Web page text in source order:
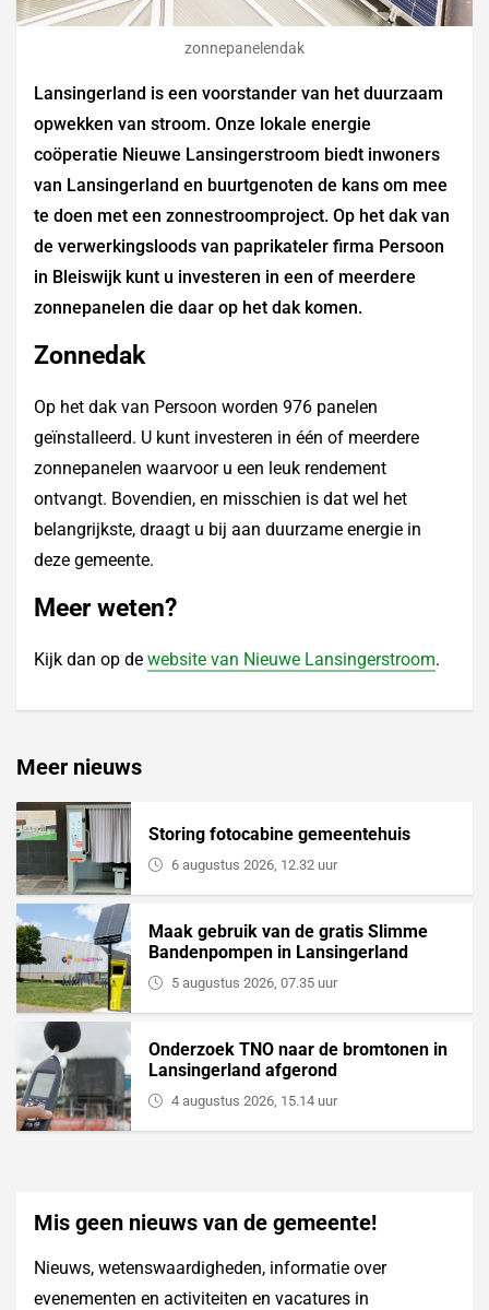
zonnepanelendak
Lansingerland is een voorstander van het duurzaam
opwekken van stroom. Onze lokale energie
coöperatie Nieuwe Lansingerstroom biedt inwoners
van Lansingerland en buurtgenoten de kans om mee
te doen met een zonnestroomproject. Op het dak van
de verwerkingsloods van paprikateler firma Persoon
in Bleiswijk kunt u investeren in een of meerdere
zonnepanelen die daar op het dak komen.
Zonnedak
Op het dak van Persoon worden 976 panelen
geïnstalleerd. U kunt investeren in één of meerdere
zonnepanelen waarvoor u een leuk rendement
ontvangt. Bovendien, en misschien is dat wel het
belangrijkste, draagt u bij aan duurzame energie in
deze gemeente.
Meer weten?
Kijk dan op de website van Nieuwe Lansingerstroom.
Meer nieuws
Storing fotocabine gemeentehuis
6 augustus 2026, 12.32 uur
Maak gebruik van de gratis Slimme
Bandenpompen in Lansingerland
5 augustus 2026, 07.35 uur
Onderzoek TNO naar de bromtonen in
Lansingerland afgerond
4 augustus 2026, 15.14 uur
Mis geen nieuws van de gemeente!
Nieuws, wetenswaardigheden, informatie over
evenementen en activiteiten en vacatures in